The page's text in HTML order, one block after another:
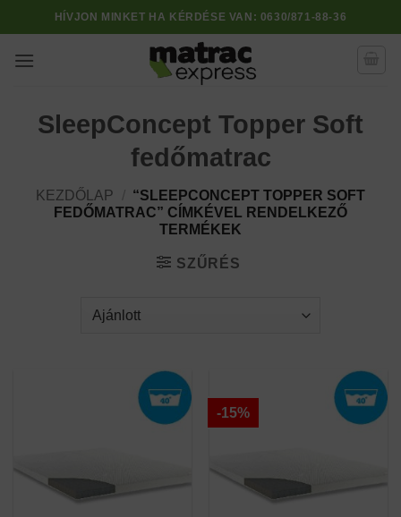
to
content
HÍVJON MINKET HA KÉRDÉSE VAN: 0630/871-88-36
SleepConcept Topper Soft
fedőmatrac
KEZDŐLAP
“SLEEPCONCEPT TOPPER SOFT
FEDŐMATRAC” CÍMKÉVEL RENDELKEZŐ
TERMÉKEK
SZŰRÉS
-15%